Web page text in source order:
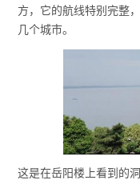
方，它的航线特别完整
几个城市。
这是在岳阳楼上看到的